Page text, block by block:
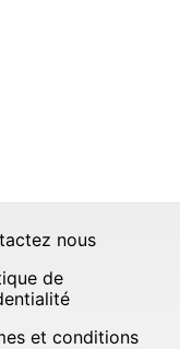
nous
de
et conditions